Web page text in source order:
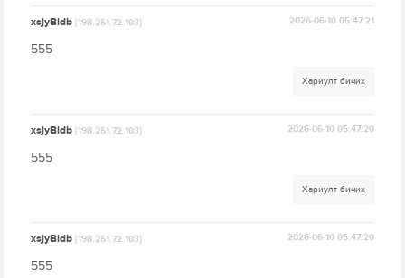
xsjyBldb[198.251.72.103] 2026-06-10 05:47:21
555
Хариулт бичих
xsjyBldb[198.251.72.103] 2026-06-10 05:47:20
555
Хариулт бичих
xsjyBldb[198.251.72.103] 2026-06-10 05:47:20
555